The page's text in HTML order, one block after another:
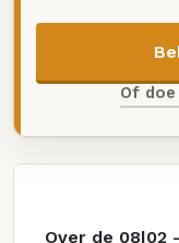
Of
Over de